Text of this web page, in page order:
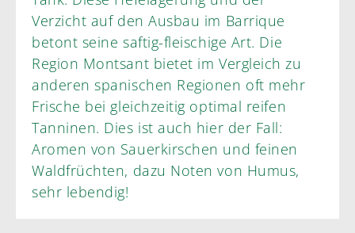
Verzicht auf den Ausbau im Barrique
betont seine saftig-fleischige Art. Die
Region Montsant bietet im Vergleich zu
anderen spanischen Regionen oft mehr
Frische bei gleichzeitig optimal reifen
Tanninen. Dies ist auch hier der Fall:
Aromen von Sauerkirschen und feinen
Waldfrüchten, dazu Noten von Humus,
sehr lebendig!